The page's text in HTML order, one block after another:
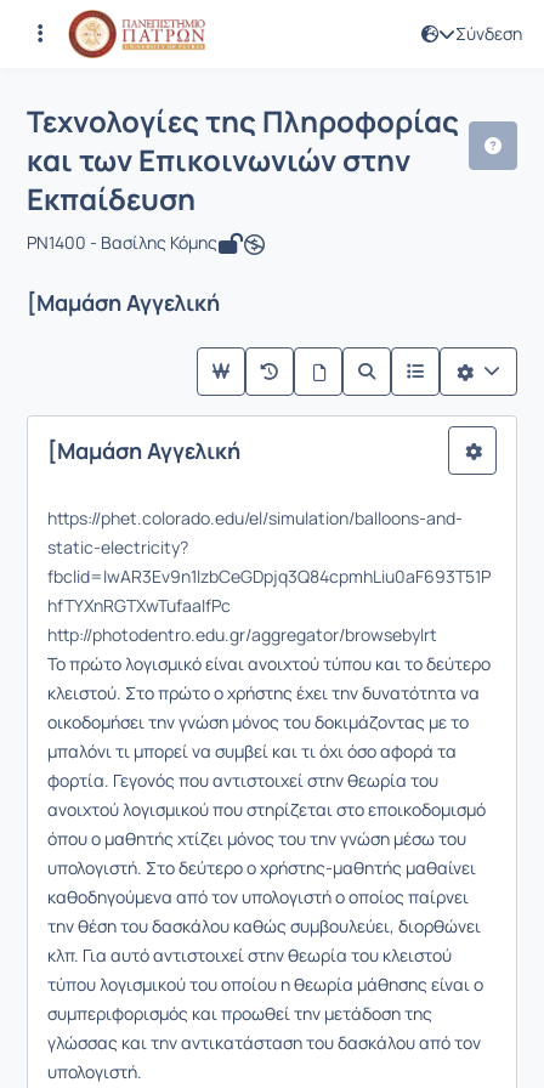
Σύνδεση
Μάθημα : Τεχνολογίες της
Κωδικός : PN1400
Τεχνολογίες της Πληροφορίας
και των Επικοινωνιών στην
Εκπαίδευση
PN1400 - Βασίλης Κόμης
[Μαμάση Αγγελική
[Μαμάση Αγγελική
https://phet.colorado.edu/el/simulation/balloons-and-
static-electricity?
fbclid=IwAR3Ev9n1lzbCeGDpjq3Q84cpmhLiu0aF693T51P
hfTYXnRGTXwTufaaIfPc
http://photodentro.edu.gr/aggregator/browsebylrt
Το πρώτο λογισμικό είναι ανοιχτού τύπου και το δεύτερο
κλειστού. Στο πρώτο ο χρήστης έχει την δυνατότητα να
οικοδομήσει την γνώση μόνος του δοκιμάζοντας με το
μπαλόνι τι μπορεί να συμβεί και τι όχι όσο αφορά τα
φορτία. Γεγονός που αντιστοιχεί στην θεωρία του
ανοιχτού λογισμικού που στηρίζεται στο εποικοδομισμό
όπου ο μαθητής χτίζει μόνος του την γνώση μέσω του
υπολογιστή. Στο δεύτερο ο χρήστης-μαθητής μαθαίνει
καθοδηγούμενα από τον υπολογιστή ο οποίος παίρνει
την θέση του δασκάλου καθώς συμβουλεύει, διορθώνει
κλπ. Για αυτό αντιστοιχεί στην θεωρία του κλειστού
τύπου λογισμικού του οποίου η θεωρία μάθησης είναι ο
συμπεριφορισμός και προωθεί την μετάδοση της
γλώσσας και την αντικατάσταση του δασκάλου από τον
υπολογιστή.